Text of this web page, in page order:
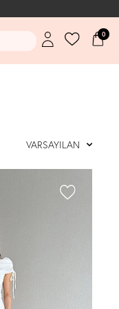
0
VARSAYILAN